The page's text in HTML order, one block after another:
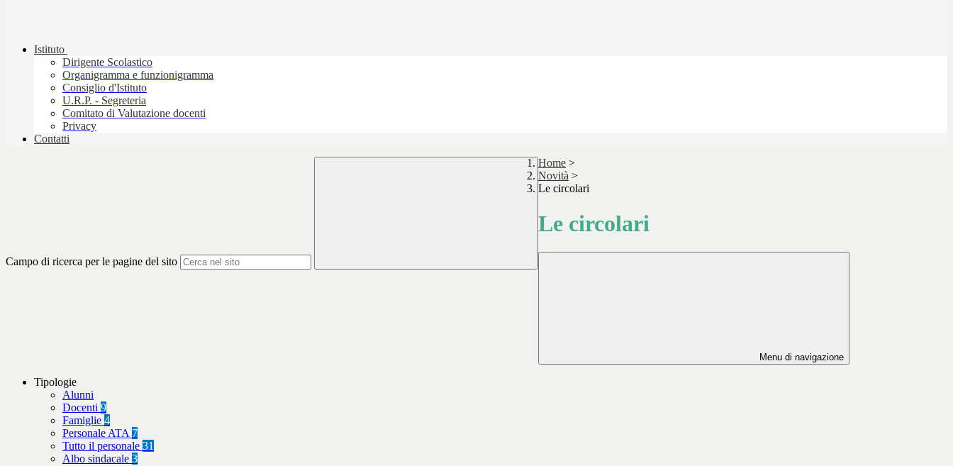
Istituto
Dirigente Scolastico
Organigramma e funzionigramma
Consiglio d'Istituto
U.R.P. - Segreteria
Comitato di Valutazione docenti
Privacy
Contatti
Campo di ricerca per le pagine del sito
Home >
Novità >
Le circolari
Le circolari
Menu di navigazione
Tipologie
Alunni
Docenti 9
Famiglie 4
Personale ATA 7
Tutto il personale 31
Albo sindacale 3